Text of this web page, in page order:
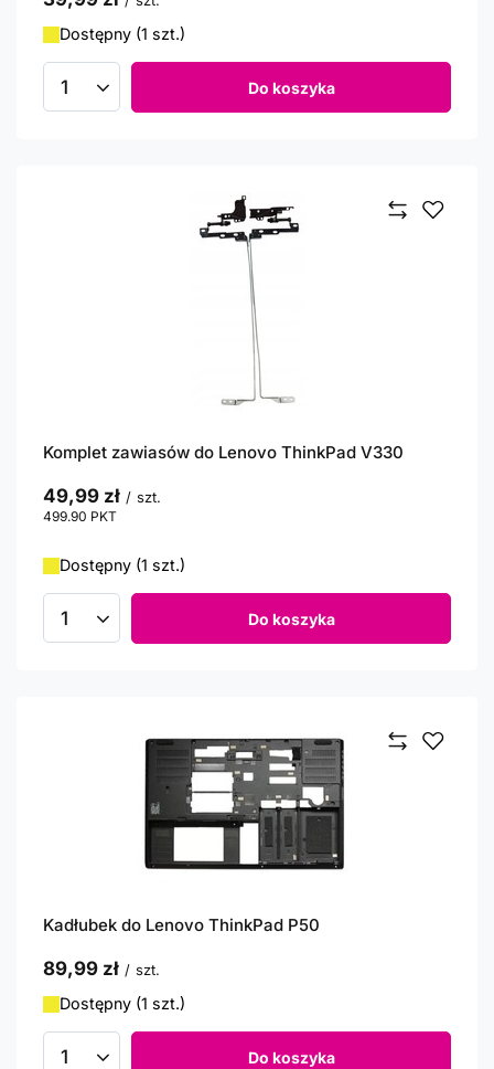
Dostępny (1 szt.)
Ilość produktów Do koszyka
Komplet zawiasów do Lenovo ThinkPad V330
49,99 zł / szt.
499.90 PKT
Dostępny (1 szt.)
Ilość produktów Do koszyka
Kadłubek do Lenovo ThinkPad P50
89,99 zł / szt.
Dostępny (1 szt.)
Do koszyka